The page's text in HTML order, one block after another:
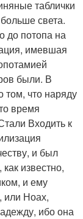
таблички
света.
до потопа на
имевшая
были. В
том, что наряду
время
Входить к
и был
известно,
и ему
или Ноах,
ибо она